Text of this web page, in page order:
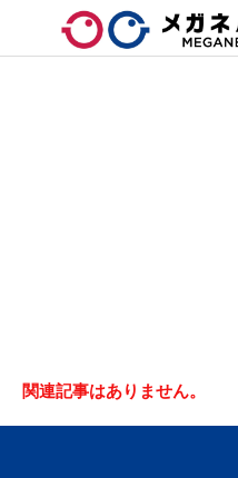
関連記事はありません。